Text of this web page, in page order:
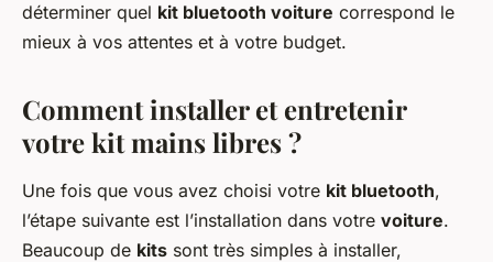
déterminer quel kit bluetooth voiture correspond le
mieux à vos attentes et à votre budget.
Comment installer et entretenir
votre kit mains libres ?
Une fois que vous avez choisi votre kit bluetooth,
l’étape suivante est l’installation dans votre voiture.
Beaucoup de kits sont très simples à installer,